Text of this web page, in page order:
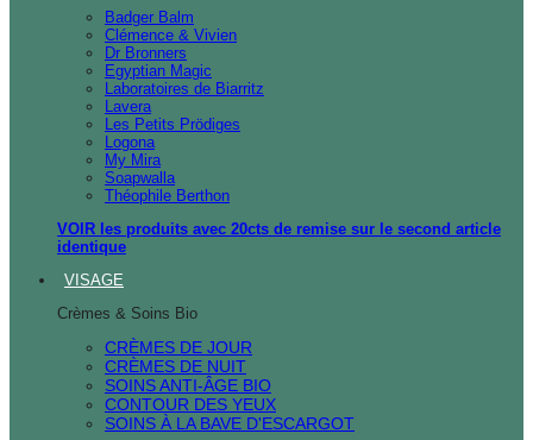
Badger Balm
Clémence & Vivien
Dr Bronners
Egyptian Magic
Laboratoires de Biarritz
Lavera
Les Petits Prödiges
Logona
My Mira
Soapwalla
Théophile Berthon
VOIR les produits avec 20cts de remise sur le second article
identique
VISAGE
Crèmes & Soins Bio
CRÈMES DE JOUR
CRÈMES DE NUIT
SOINS ANTI-ÂGE BIO
CONTOUR DES YEUX
SOINS À LA BAVE D'ESCARGOT